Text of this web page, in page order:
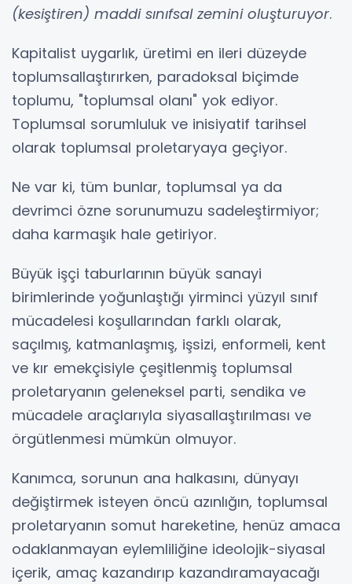
(kesiştiren) maddi sınıfsal zemini oluşturuyor.
Kapitalist uygarlık, üretimi en ileri düzeyde
toplumsallaştırırken, paradoksal biçimde
toplumu, "toplumsal olanı" yok ediyor.
Toplumsal sorumluluk ve inisiyatif tarihsel
olarak toplumsal proletaryaya geçiyor.
Ne var ki, tüm bunlar, toplumsal ya da
devrimci özne sorunumuzu sadeleştirmiyor;
daha karmaşık hale getiriyor.
Büyük işçi taburlarının büyük sanayi
birimlerinde yoğunlaştığı yirminci yüzyıl sınıf
mücadelesi koşullarından farklı olarak,
saçılmış, katmanlaşmış, işsizi, enformeli, kent
ve kır emekçisiyle çeşitlenmiş toplumsal
proletaryanın geleneksel parti, sendika ve
mücadele araçlarıyla siyasallaştırılması ve
örgütlenmesi mümkün olmuyor.
Kanımca, sorunun ana halkasını, dünyayı
değiştirmek isteyen öncü azınlığın, toplumsal
proletaryanın somut hareketine, henüz amaca
odaklanmayan eylemliliğine ideolojik-siyasal
içerik, amaç kazandırıp kazandıramayacağı